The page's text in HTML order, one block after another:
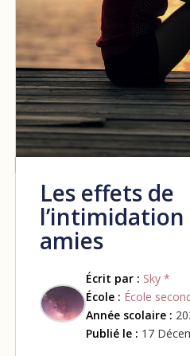
Les effets de
l’intimidation
amies
Écrit par : Sky *
École : École
Année scolaire :
Publié le : 17